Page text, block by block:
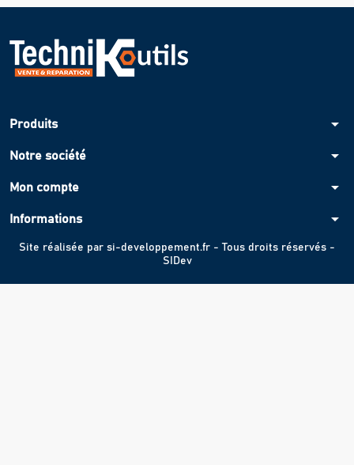
Produits arrow_drop_down
Notre société arrow_drop_down
Mon compte arrow_drop_down
Informations arrow_drop_down
Site réalisée par si-developpement.fr - Tous droits réservés -
SIDev